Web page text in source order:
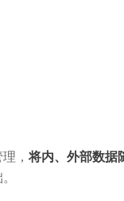
理，将内、外部数据